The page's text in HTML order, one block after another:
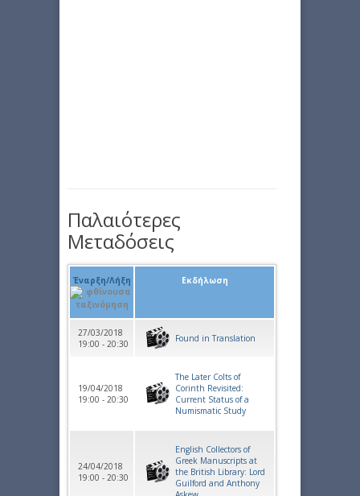
Παλαιότερες
Μεταδόσεις
Έναρξη/Λήξη Εκδήλωση
27/03/2018
19:00 - 20:30
Found in Τranslation
19/04/2018
19:00 - 20:30
The Later Colts of
Corinth Revisited:
Current Status of a
Numismatic Study
24/04/2018
19:00 - 20:30
English Collectors of
Greek Manuscripts at
the British Library: Lord
Guilford and Anthony